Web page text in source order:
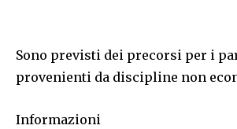
Sono previsti dei precorsi per i
provenienti da discipline non
Informazioni